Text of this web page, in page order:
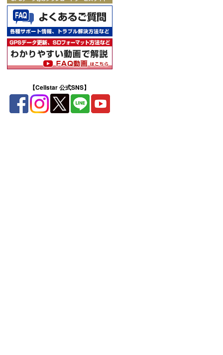
【Cellstar 公式SNS】